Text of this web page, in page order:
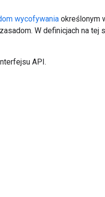
wycofywania określonym
W definicjach na
API.